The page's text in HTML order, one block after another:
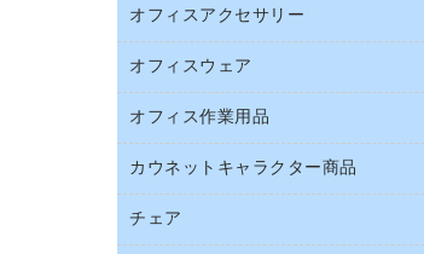
プリンタ用リボン
リサイクルトナー（プール方式）
互換インクカートリッジ
ハガキ用紙
ファクシミリ用紙
ラベル用紙
ワープロ用紙
帳票用紙／フォーム用紙
店舗用品
オフィスアクセサリー
インテリア・インテリア収納
オフィスアクセサリー
オフィスウェア
アウター
医療・介護・ワーキングウェア
オフィス作業用品
ペット用品
結束用品
カウネットキャラクター商品
カウネットキャラクター商品
チェア